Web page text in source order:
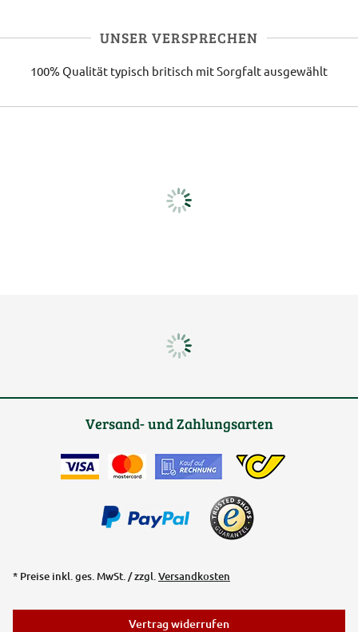
UNSER VERSPRECHEN
100% Qualität typisch britisch mit Sorgfalt ausgewählt
Versand- und Zahlungsarten
* Preise inkl. ges. MwSt. / zzgl.Versandkosten
Vertrag widerrufen